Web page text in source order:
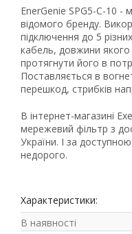
EnerGenie SPG5-C-10 -
відомого бренду.
підключення до 5
кабель, довжини
протягнути його в
Поставляється в
перешкод, стрибків
В інтернет-магазині
мережевий фільтр з
України. І за
недорого.
Характеристики:
В наявності